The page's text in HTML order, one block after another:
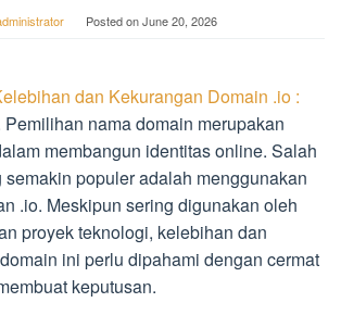
Posted onJune 20, 2026
dan Kekurangan Domain .io :
Pemilihan nama domain merupakan
membangun identitas online. Salah
populer adalah menggunakan
.io. Meskipun sering digunakan oleh
proyek teknologi, kelebihan dan
ini perlu dipahami dengan cermat
keputusan.